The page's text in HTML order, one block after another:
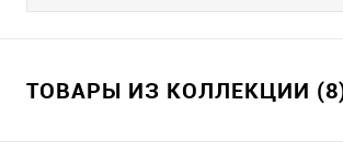
ТОВАРЫ ИЗ КОЛЛЕКЦИИ